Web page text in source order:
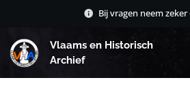
Bij vragen neem
Vlaams en Historisch
Archief